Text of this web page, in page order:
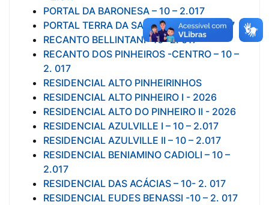
PORTAL DA BARONESA – 10 – 2.017
PORTAL TERRA DA SAUDADE – 10 – 2. 017
RECANTO BELLINTANI -10 -2. 017
RECANTO DOS PINHEIROS -CENTRO – 10 –
2. 017
RESIDENCIAL ALTO PINHEIRINHOS
RESIDENCIAL ALTO PINHEIRO I - 2026
RESIDENCIAL ALTO DO PINHEIRO II - 2026
RESIDENCIAL AZULVILLE I – 10 – 2.017
RESIDENCIAL AZULVILLE II – 10 – 2.017
RESIDENCIAL BENIAMINO CADIOLI – 10 –
2.017
RESIDENCIAL DAS ACÁCIAS – 10- 2. 017
RESIDENCIAL EUDES BENASSI -10 – 2. 017